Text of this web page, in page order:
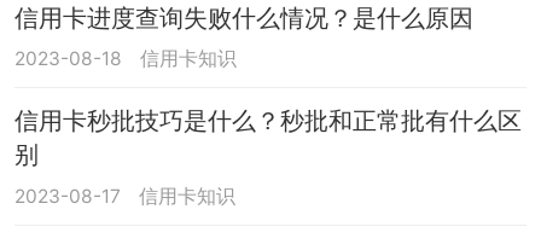
信用卡进度查询失败什么情况？是什么原因
2023-08-18 信用卡知识
信用卡秒批技巧是什么？秒批和正常批有什么区
别
2023-08-17 信用卡知识